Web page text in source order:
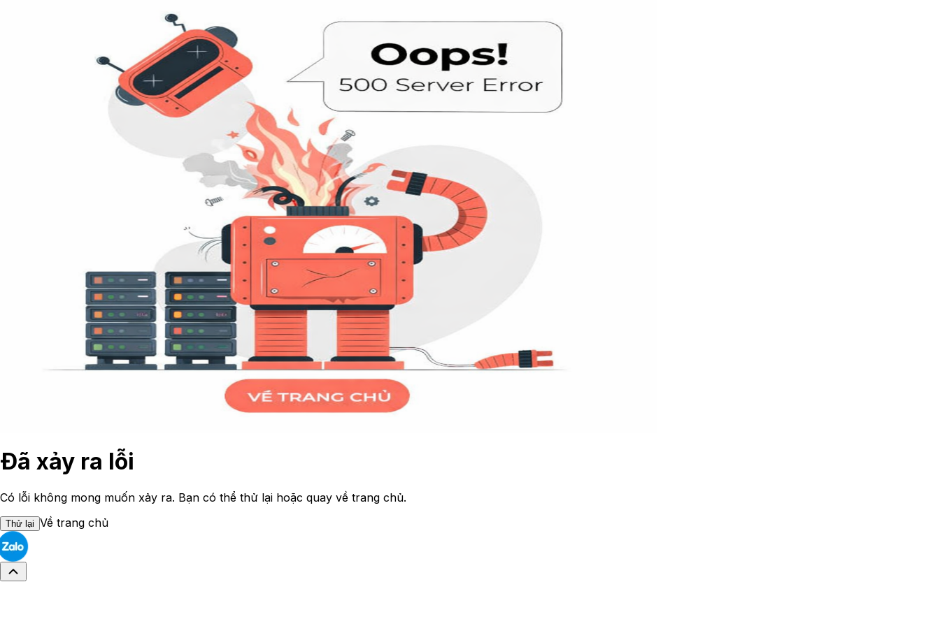
Đã xảy ra lỗi
Có lỗi không mong muốn xảy ra. Bạn có thể thử lại hoặc quay về trang chủ.
Thử lại Về trang chủ